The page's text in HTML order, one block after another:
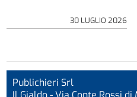
30 LUGLIO 2026
Publichieri Srl